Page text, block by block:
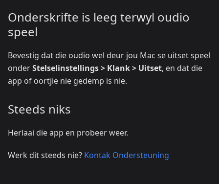
Onderskrifte is leeg terwyl oudio
speel
Bevestig dat die oudio wel deur jou Mac se uitset speel
onderStelselinstellings > Klank > Uitset, en dat die
app of oortjie nie gedemp is nie.
Steeds niks
Herlaai die app en probeer weer.
Werk dit steeds nie? Kontak Ondersteuning